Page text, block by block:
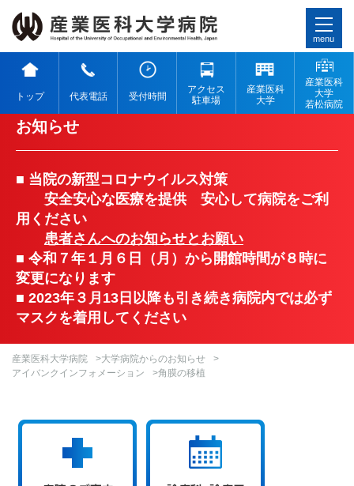
menu
お知らせ
■ 当院の新型コロナウイルス対策
安全安心な医療を提供 安心して病院をご利
用ください
患者さんへのお知らせとお願い
■ 令和７年１月６日（月）から開館時間が８時に
変更になります
■ 2023年３月13日以降も引き続き病院内では必ず
マスクを着用してください
トップ 代表電話 受付時間
アクセス
駐車場
産業医科
大学
産業医科
大学
若松病院
産業医科大学病院 >大学病院からのお知らせ
>
アイバンクインフォメーション
>角膜の移植